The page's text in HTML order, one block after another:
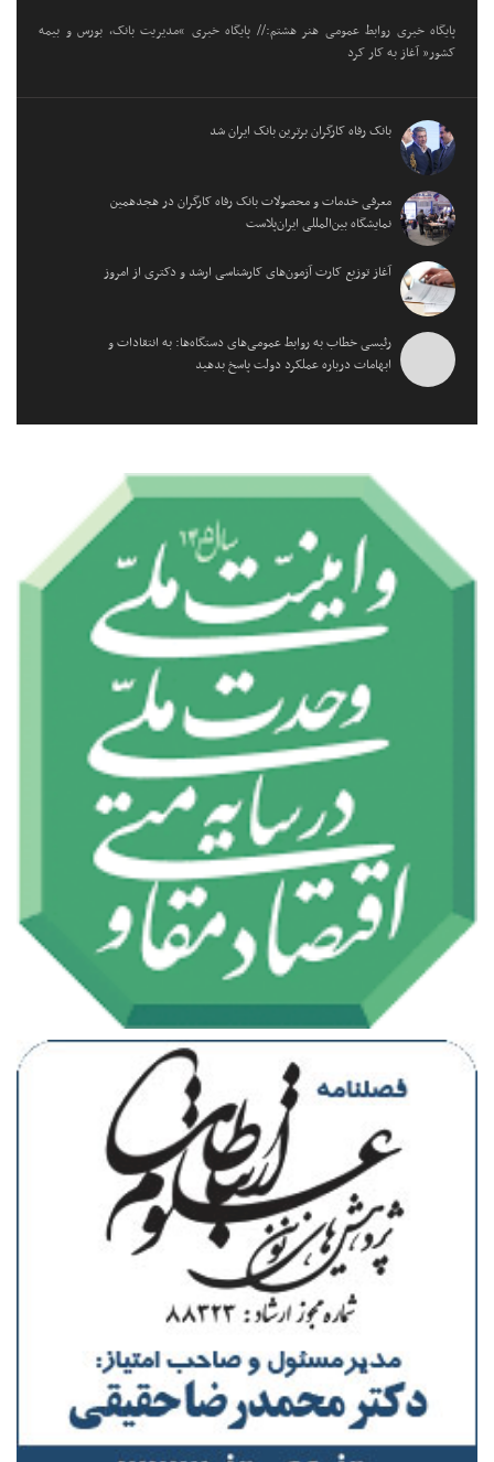
پایگاه خبری روابط عمومی هنر هشتم:// پایگاه خبری “مدیریت بانک، بورس و بیمه
کشور” آغاز به کار کرد
بانک رفاه کارگران برترین بانک ایران شد
معرفی خدمات و محصولات بانک رفاه کارگران در هجدهمین
نمایشگاه بین‌المللی ایران‌پلاست
آغاز توزیع کارت آزمون‌های کارشناسی ارشد و دکتری از امروز
رئیسی خطاب به روابط عمومی‌های دستگاه‌ها: به انتقادات و
ابهامات درباره عملکرد دولت پاسخ بدهید